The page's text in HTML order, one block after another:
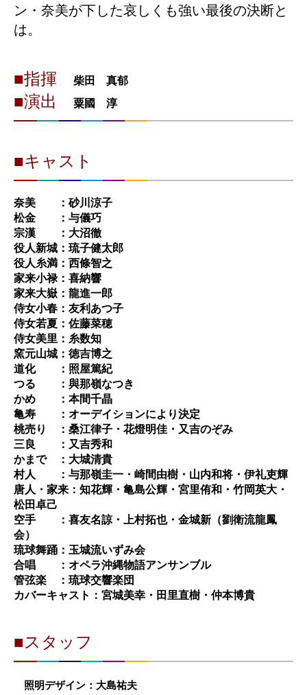
ン・奈美が下した哀しくも強い最後の決断と
は。
■指揮 柴田 真郁
■演出 粟國 淳
■キャスト
奈美 ：砂川涼子
松金 ：与儀巧
宗漢 ：大沼徹
役人新城：琉子健太郎
役人糸満：西條智之
家来小禄：喜納響
家来大嶽：龍進一郎
侍女小春：友利あつ子
侍女若夏：佐藤菜穂
侍女美里：糸数知
窯元山城：徳吉博之
道化 ：照屋篤紀
つる ：與那嶺なつき
かめ ：本間千晶
亀寿 ：オーデイションにより決定
桃売り ：桑江律子・花燈明佳・又吉のぞみ
三良 ：又吉秀和
かまで ：大城清貴
村人 ：与那嶺圭一・崎間由樹・山内和将・伊礼吏輝
唐人・家来：知花輝・亀島公輝・宮里侑和・竹岡英大・
松田卓己
空手 ：喜友名諒・上村拓也・金城新（劉衛流龍鳳
会）
琉球舞踊：玉城流いずみ会
合唱 ：オペラ沖縄物語アンサンブル
管弦楽 ：琉球交響楽団
カバーキャスト：宮城美幸・田里直樹・仲本博貴
■スタッフ
照明デザイン：大島祐夫